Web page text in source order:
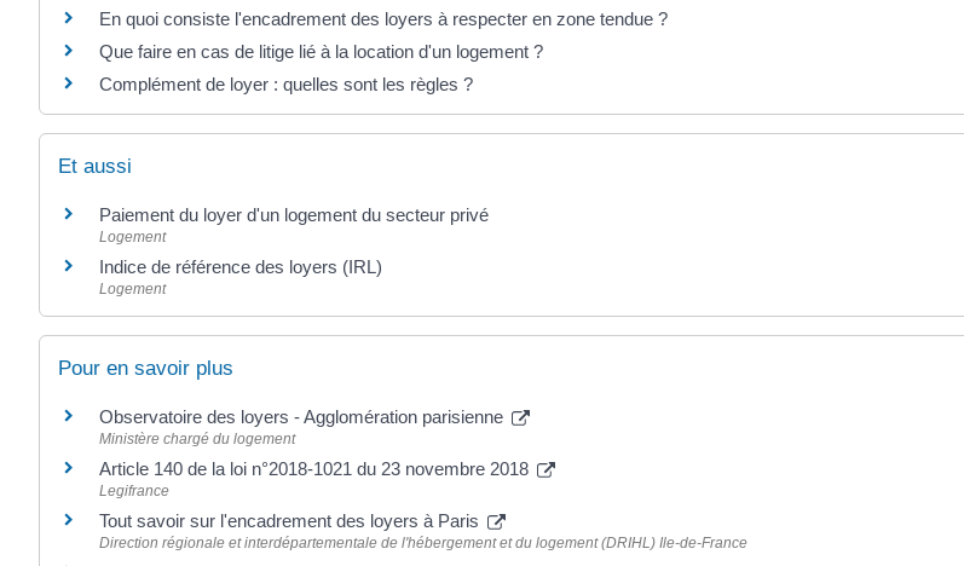
En quoi consiste l'encadrement des loyers à respecter en zone tendue ?
Que faire en cas de litige lié à la location d'un logement ?
Complément de loyer : quelles sont les règles ?
Et aussi
Paiement du loyer d'un logement du secteur privé
Logement
Indice de référence des loyers (IRL)
Logement
Pour en savoir plus
Observatoire des loyers - Agglomération parisienne
Ministère chargé du logement
Article 140 de la loi n°2018-1021 du 23 novembre 2018
Legifrance
Tout savoir sur l'encadrement des loyers à Paris
Direction régionale et interdépartementale de l'hébergement et du logement (DRIHL) Ile-de-France